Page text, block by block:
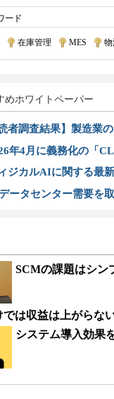
ード
在庫管理 MES
めホワイトペーパー
読者調査結果】製造業
年4月に義務化の「
ジカルAIに関する最
ータセンター需要を
SCMの課題はシン
では収益は上がらな
システム導入効果